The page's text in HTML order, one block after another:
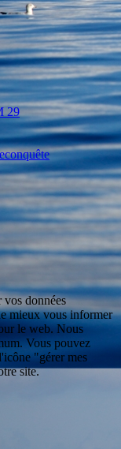
29
vos données
mieux vous informer
le web. Nous
Vous pouvez
"gérer mes
site.